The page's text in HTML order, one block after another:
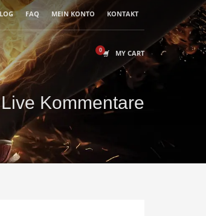
FAQ MEIN KONTO KONTAKT
MY CART
Kommentare